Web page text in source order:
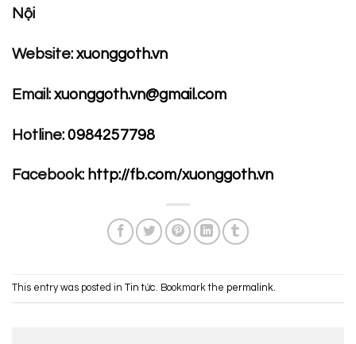
Nội
Website: xuonggoth.vn
Email: xuonggoth.vn@gmail.com
Hotline: 0984257798
Facebook: http://fb.com/xuonggoth.vn
This entry was posted in Tin tức. Bookmark the permalink.